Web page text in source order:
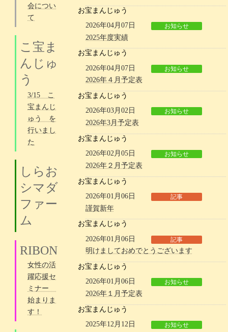
会につい
て
こ宝ま
んじゅ
う
3/15 こ
宝まんじ
ゅう を
行いまし
た
しらお
シマダ
ファー
ム
RIBON
女性の活
躍応援セ
ミナー
始まりま
す！
お宝まんじゅう
2026年04月07日
お知らせ
2025年度実績
お宝まんじゅう
2026年04月07日
お知らせ
2026年４月予定表
お宝まんじゅう
2026年03月02日
お知らせ
2026年3月予定表
お宝まんじゅう
2026年02月05日
お知らせ
2026年２月予定表
お宝まんじゅう
2026年01月06日
記事
謹賀新年
お宝まんじゅう
2026年01月06日
記事
明けましておめでとうございます
お宝まんじゅう
2026年01月06日
お知らせ
2026年１月予定表
お宝まんじゅう
2025年12月12日
お知らせ